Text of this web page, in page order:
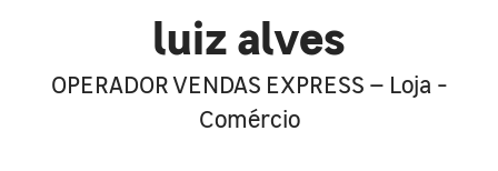
luiz alves
OPERADOR VENDAS EXPRESS – Loja -
Comércio